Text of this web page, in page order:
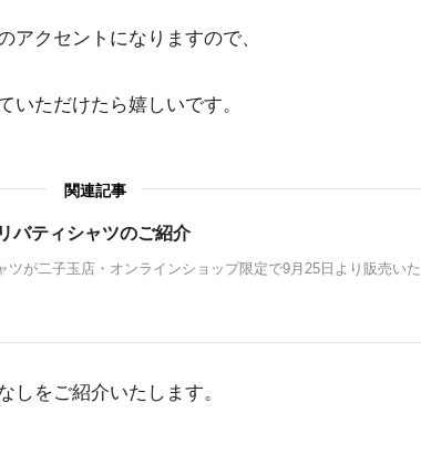
アクセントになりますので、
いただけたら嬉しいです。
関連記事
バティシャツのご紹介
ツが二子玉店・オンラインショップ限定で9月25日より販売いた
しをご紹介いたします。